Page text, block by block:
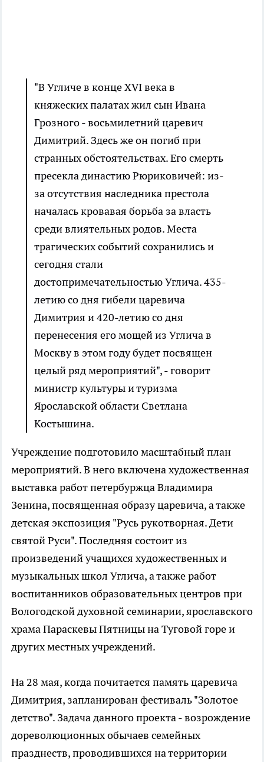
"В Угличе в конце XVI века в
княжеских палатах жил сын Ивана
Грозного - восьмилетний царевич
Димитрий. Здесь же он погиб при
странных обстоятельствах. Его смерть
пресекла династию Рюриковичей: из-
за отсутствия наследника престола
началась кровавая борьба за власть
среди влиятельных родов. Места
трагических событий сохранились и
сегодня стали
достопримечательностью Углича. 435-
летию со дня гибели царевича
Димитрия и 420-летию со дня
перенесения его мощей из Углича в
Москву в этом году будет посвящен
целый ряд мероприятий", - говорит
министр культуры и туризма
Ярославской области Светлана
Костышина.
Учреждение подготовило масштабный план
мероприятий. В него включена художественная
выставка работ петербуржца Владимира
Зенина, посвященная образу царевича, а также
детская экспозиция "Русь рукотворная. Дети
святой Руси". Последняя состоит из
произведений учащихся художественных и
музыкальных школ Углича, а также работ
воспитанников образовательных центров при
Вологодской духовной семинарии, ярославского
храма Параскевы Пятницы на Туговой горе и
других местных учреждений.
На 28 мая, когда почитается память царевича
Димитрия, запланирован фестиваль "Золотое
детство". Задача данного проекта - возрождение
дореволюционных обычаев семейных
празднеств, проводившихся на территории